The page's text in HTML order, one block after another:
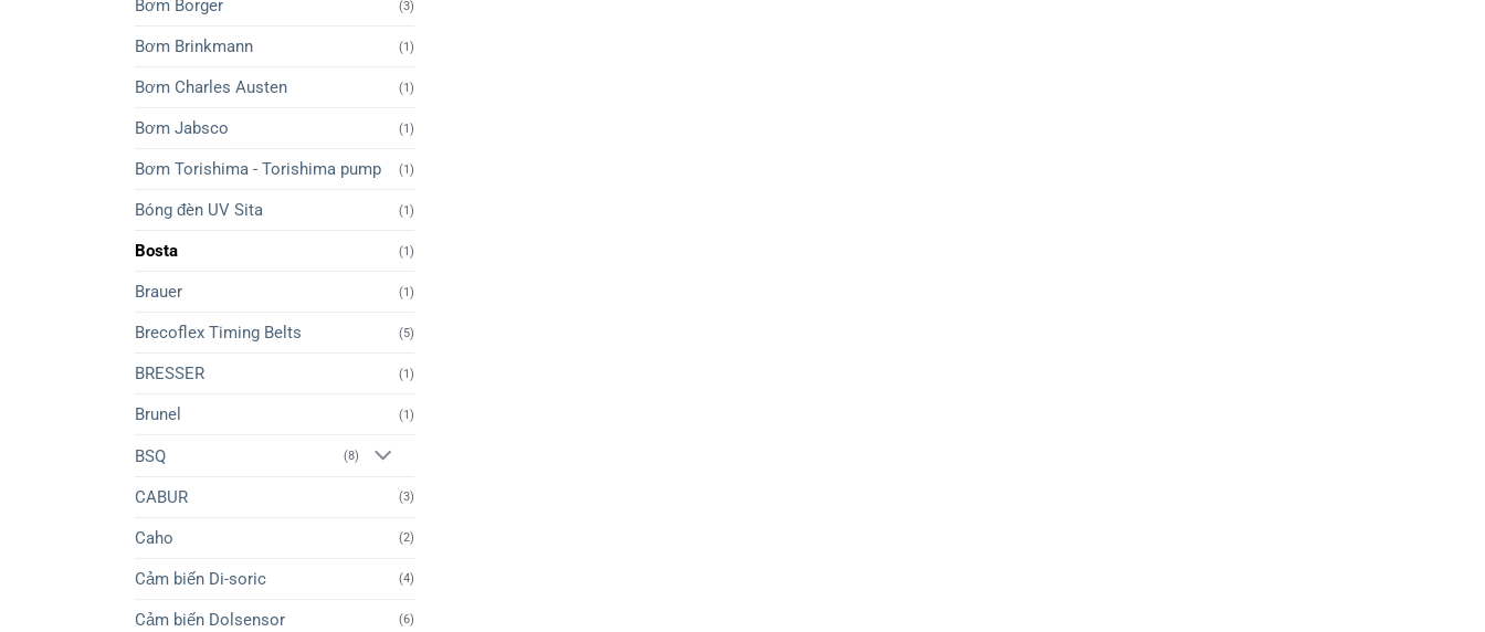
Bơm Borger (3)
Bơm Brinkmann (1)
Bơm Charles Austen (1)
Bơm Jabsco (1)
Bơm Torishima - Torishima pump (1)
Bóng đèn UV Sita (1)
Bosta (1)
Brauer (1)
Brecoflex Timing Belts (5)
BRESSER (1)
Brunel (1)
BSQ (8)
CABUR (3)
Caho (2)
Cảm biến Di-soric (4)
Cảm biến Dolsensor (6)